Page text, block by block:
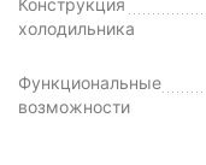
холодильника
Функциональные
возможности